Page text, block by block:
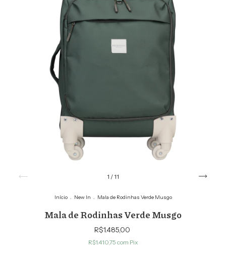
1 /11
Início . New In . Mala de Rodinhas Verde Musgo
Mala de Rodinhas Verde Musgo
R$1.485,00
R$1.410,75 com Pix